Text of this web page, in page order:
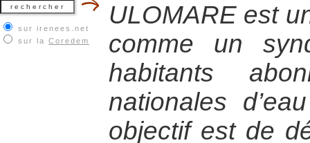
sur irenees.net
sur la Coredem
ULOMARE est
comme un
habitants
nationales
objectif est de